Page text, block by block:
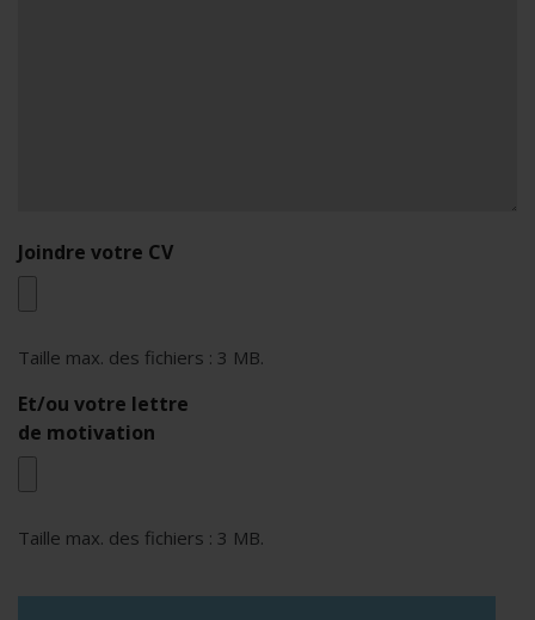
Joindre votre CV
Taille max. des fichiers : 3 MB.
Et/ou votre lettre
de motivation
Taille max. des fichiers : 3 MB.